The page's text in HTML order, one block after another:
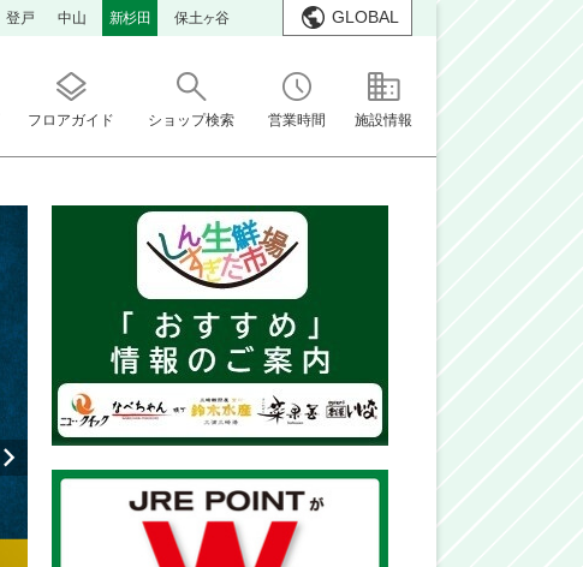
登戸 中山 新杉田 保土ヶ谷 GLOBAL
フロアガイド ショップ検索 営業時間 施設情報